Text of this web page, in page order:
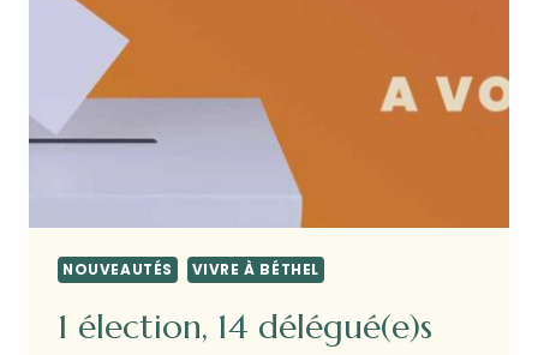
NOUVEAUTÉS VIVRE À BÉTHEL
1 élection, 14 délégué(e)s